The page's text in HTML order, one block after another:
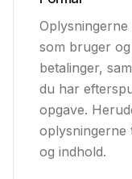
som bruger
betalinger,
du har
opgave.
oplysningerne
og indhold.